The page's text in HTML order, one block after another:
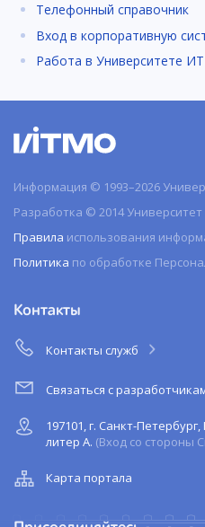
Телефонный справочник
Вход в корпоративную
Работа в Университете
Информация © 1993–2026
Разработка © 2014
Правила использования
Политика по обработке
Контакты
Контакты служб
Связаться с
197101, г. Санкт-
литер А. (Вход со стороны
Карта портала